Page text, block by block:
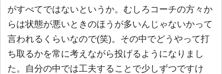
がすべてではないというか。むしろコーチの方々か
らは状態が悪いときのほうが多いんじゃないかって
言われるくらいなので(笑)。その中でどうやって打
ち取るかを常に考えながら投げるようになりまし
た。自分の中では工夫することで少しずつですけ